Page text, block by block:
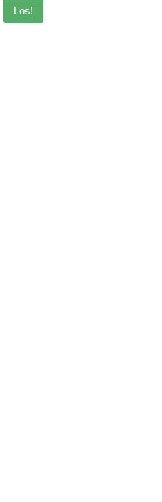
Los!